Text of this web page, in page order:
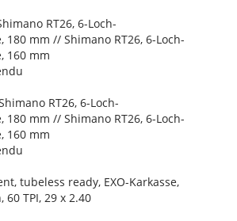
RT26, 6-Loch-
mm // Shimano RT26, 6-Loch-
160 mm
RT26, 6-Loch-
mm // Shimano RT26, 6-Loch-
160 mm
tubeless ready, EXO-Karkasse,
TPI, 29 x 2.40